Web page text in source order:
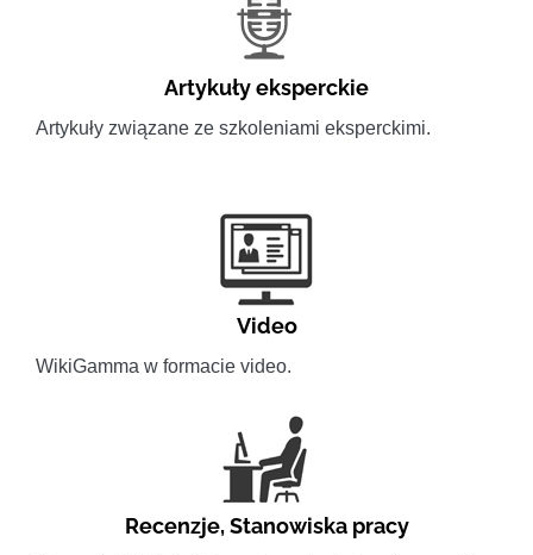
Artykuły eksperckie
Artykuły związane ze szkoleniami eksperckimi.
Video
WikiGamma w formacie video.
Recenzje,Stanowiska pracy